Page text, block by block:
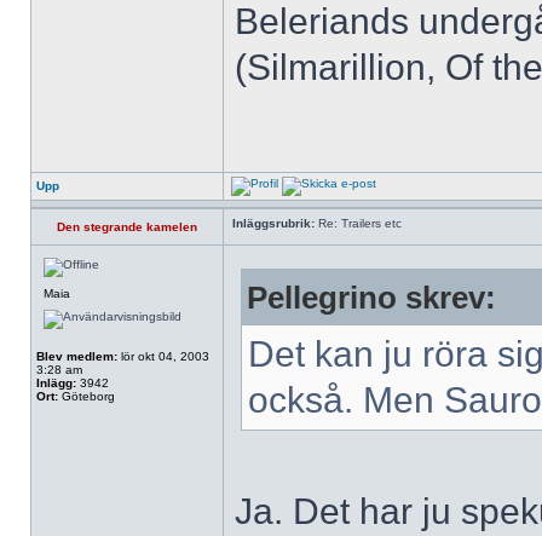
Beleriands
(Silmarillion, Of
Upp
Den stegrande kamelen Inläggsrubrik: Re: Trailers etc
Maia
Blev medlem: lör okt 04, 2003
3:28 am
Inlägg: 3942
Ort: Göteborg
Pellegrino skrev:
Det kan ju röra
också. Men
Ja. Det har ju